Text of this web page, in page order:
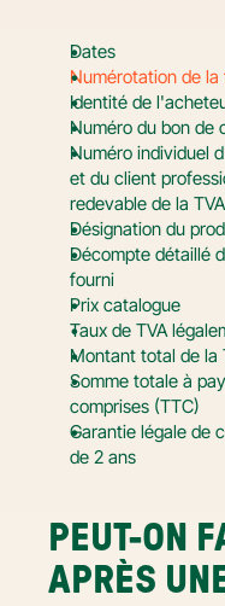
Dates
Numérotation de
Identité de
Numéro du bon de
Numéro individuel
et du client
redevable de la
Désignation du
Décompte détaillé
fourni
Prix catalogue
Taux de TVA
Montant total de la
Somme totale à
comprises (TTC)
Garantie légale de
de 2 ans
PEUT-ON
APRÈS